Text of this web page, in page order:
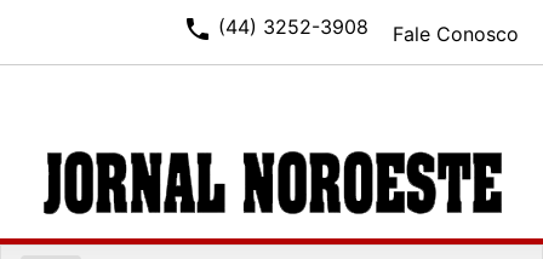
Fale Conosco
phone (44) 3252-3908